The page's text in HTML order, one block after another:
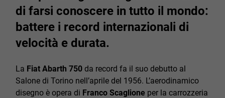
di farsi conoscere in tutto il mondo:
battere i record internazionali di
velocità e durata.
La Fiat Abarth 750 da record fa il suo debutto al
Salone di Torino nell’aprile del 1956. L’aerodinamico
disegno è opera di Franco Scaglione per la carrozzeria